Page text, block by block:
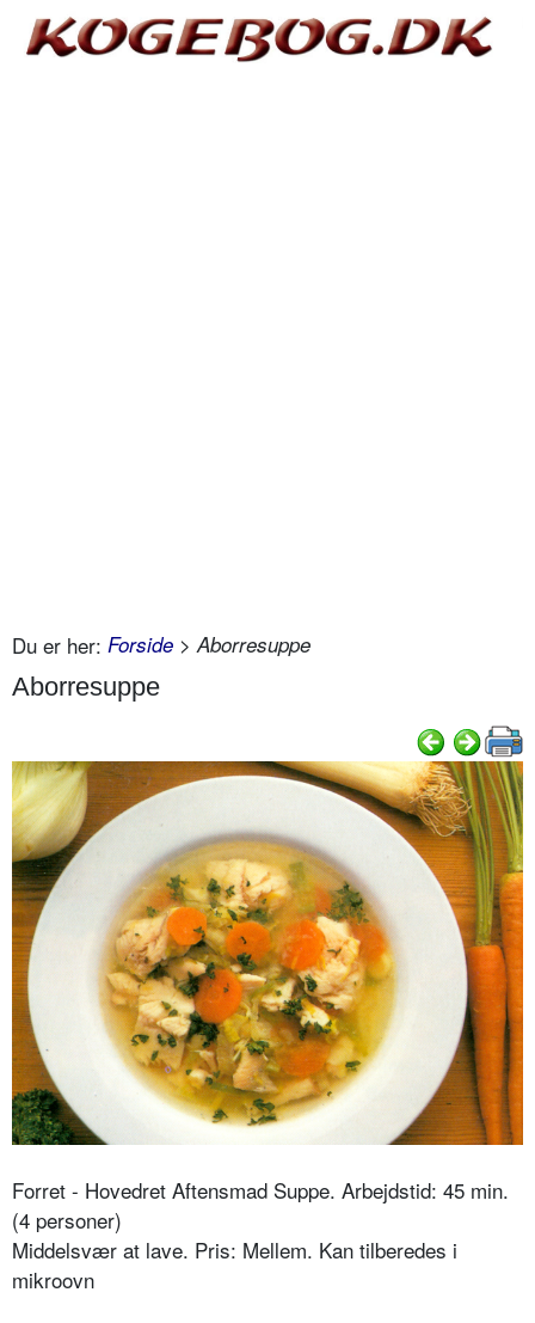
Du er her: Forside > Aborresuppe
Aborresuppe
Forret - Hovedret Aftensmad Suppe. Arbejdstid: 45 min.
(4 personer)
Middelsvær at lave. Pris: Mellem. Kan tilberedes i
mikroovn